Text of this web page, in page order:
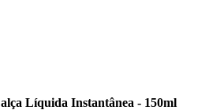
Líquida Instantânea - 150ml